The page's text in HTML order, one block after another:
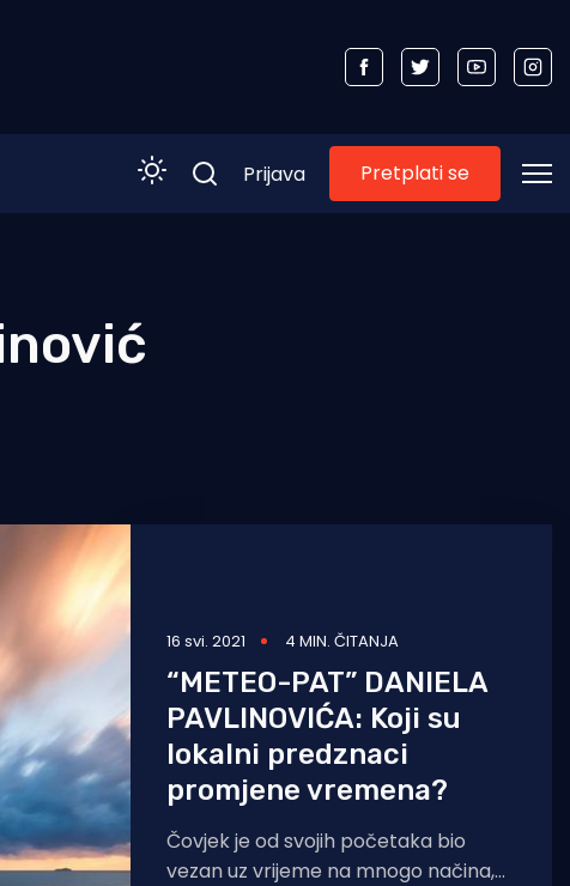
Prijava Pretplati se
16 svi. 2021 4 MIN. ČITANJA
“METEO-PAT” DANIELA
PAVLINOVIĆA: Koji su
lokalni predznaci
promjene vremena?
Čovjek je od svojih početaka bio
vezan uz vrijeme na mnogo načina,